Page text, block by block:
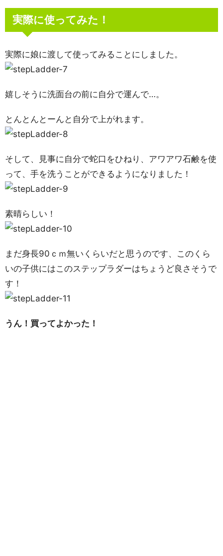
実際に使ってみた！
実際に娘に渡して使ってみることにしました。
嬉しそうに洗面台の前に自分で運んで…。
とんとんとーんと自分で上がれます。
そして、見事に自分で蛇口をひねり、アワアワ石鹸を使
って、手を洗うことができるようになりました！
素晴らしい！
まだ身長90ｃｍ無いくらいだと思うのです、このくら
いの子供にはこのステップラダーはちょうど良さそうで
す！
うん！買ってよかった！